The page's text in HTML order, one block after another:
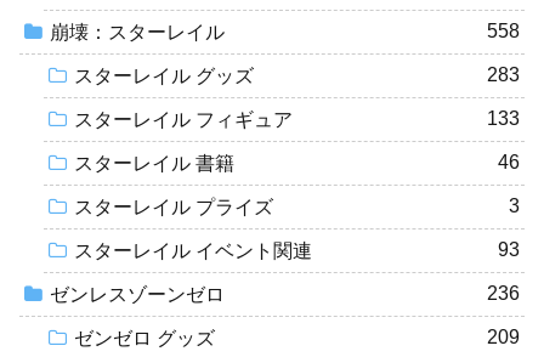
崩壊：スターレイル 558
スターレイル グッズ 283
スターレイル フィギュア 133
スターレイル 書籍 46
スターレイル プライズ 3
スターレイル イベント関連 93
ゼンレスゾーンゼロ 236
ゼンゼロ グッズ 209